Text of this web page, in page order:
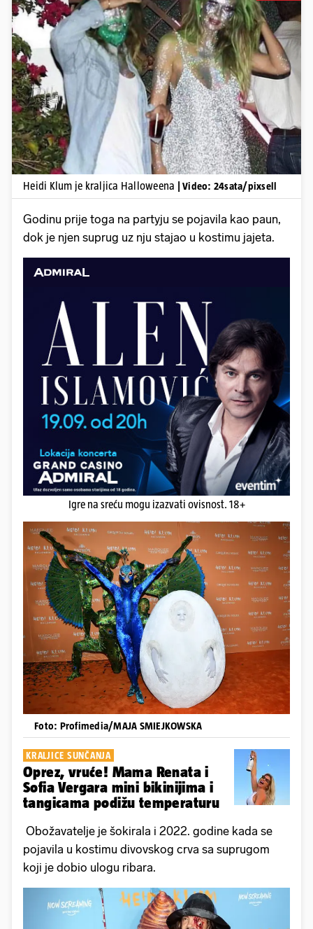
Pokretanje videa...
Heidi Klum je kraljica Halloweena | Video: 24sata/pixsell
Godinu prije toga na partyju se pojavila kao paun,
dok je njen suprug uz nju stajao u kostimu jajeta.
Igre na sreću mogu izazvati ovisnost. 18+
Foto: Profimedia/MAJA SMIEJKOWSKA
KRALJICE SUNČANJA
Oprez, vruće! Mama Renata i
Sofia Vergara mini bikinijima i
tangicama podižu temperaturu
Obožavatelje je šokirala i 2022. godine kada se
pojavila u kostimu divovskog crva sa suprugom
koji je dobio ulogu ribara.